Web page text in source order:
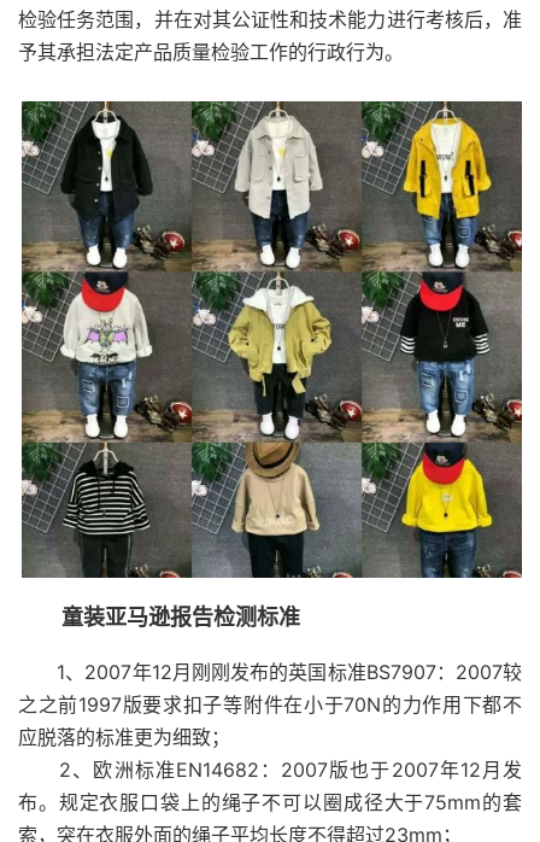
检验任务范围，并在对其公证性和技术能力进行考核后，准
予其承担法定产品质量检验工作的行政行为。
童装亚马逊报告检测标准
1、2007年12月刚刚发布的英国标准BS7907：2007较
之之前1997版要求扣子等附件在小于70N的力作用下都不
应脱落的标准更为细致；
2、欧洲标准EN14682：2007版也于2007年12月发
布。规定衣服口袋上的绳子不可以圈成径大于75mm的套
索，突在衣服外面的绳子平均长度不得超过23mm；